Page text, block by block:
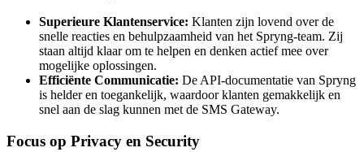
Superieure Klantenservice: Klanten zijn lovend over de
snelle reacties en behulpzaamheid van het Spryng-team. Zij
staan altijd klaar om te helpen en denken actief mee over
mogelijke oplossingen.
Efficiënte Communicatie: De API-documentatie van Spryng
is helder en toegankelijk, waardoor klanten gemakkelijk en
snel aan de slag kunnen met de SMS Gateway.
Focus op Privacy en Security